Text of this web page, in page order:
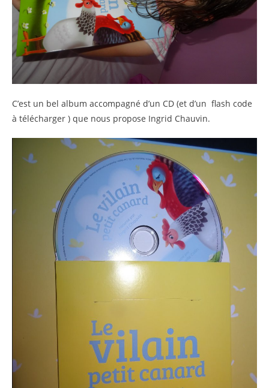
C’est un bel album accompagné d’un CD (et d’un flash code
à télécharger ) que nous propose Ingrid Chauvin.